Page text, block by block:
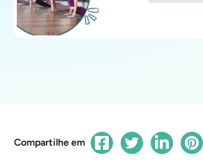
Compartilhe em